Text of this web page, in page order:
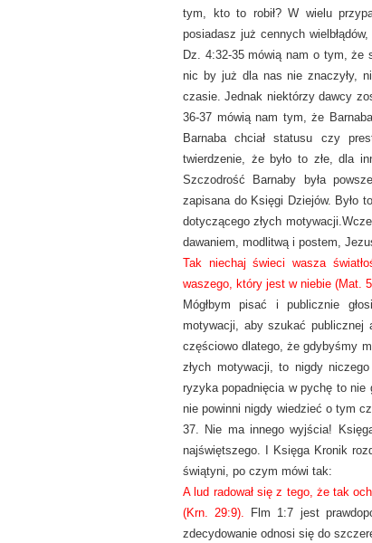
tym, kto to robił? W wielu
posiadasz już cennych
Dz. 4:32-35 mówią nam o tym, że
nic by już dla nas nie znaczyły,
czasie. Jednak niektórzy dawcy
36-37 mówią nam tym, że
Barnaba chciał statusu czy
twierdzenie, że było to złe, dla
Szczodrość Barnaby była
zapisana do Księgi Dziejów. Było
dotyczącego złych motywacji.
dawaniem, modlitwą i postem,
Tak niechaj świeci wasza
waszego, który jest w niebie (Mat.
Mógłbym pisać i publicznie
motywacji, aby szukać publicznej
częściowo dlatego, że gdybyśmy
złych motywacji, to nigdy
ryzyka popadnięcia w pychę to nie
nie powinni nigdy wiedzieć o tym
37. Nie ma innego wyjścia!
najświętszego. I Księga Kronik
świątyni, po czym mówi tak:
A lud radował się z tego, że tak
(Krn. 29:9).
Flm 1:7 jest
zdecydowanie odnosi się do